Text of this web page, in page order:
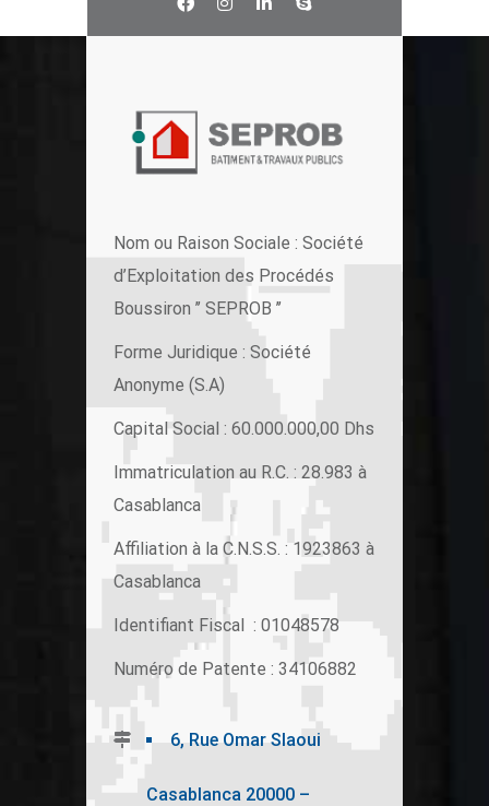
Nom ou Raison Sociale : Société
d’Exploitation des Procédés
Boussiron ’’ SEPROB ’’
Forme Juridique : Société
Anonyme (S.A)
Capital Social : 60.000.000,00 Dhs
Immatriculation au R.C. : 28.983 à
Casablanca
Affiliation à la C.N.S.S. : 1923863 à
Casablanca
Identifiant Fiscal : 01048578
Numéro de Patente : 34106882
6, Rue Omar Slaoui
Casablanca 20000 –